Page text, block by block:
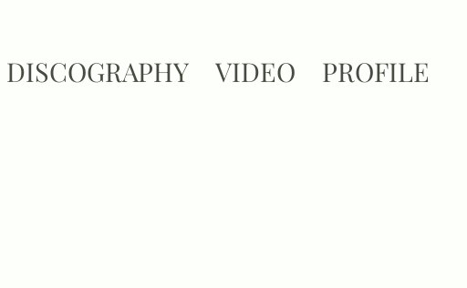
DISCOGRAPHY VIDEO PROFILE